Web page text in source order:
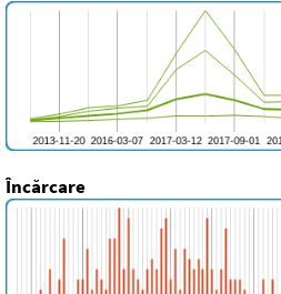
Încărcare